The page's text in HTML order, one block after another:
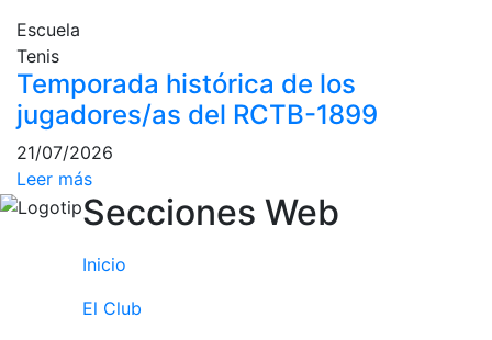
Otros deportes
Área social
Activitats
Socials
Salidas
culturales
Conferencias
Escuela
Tenis
Temporada histórica de los
jugadores/as del RCTB-1899
21/07/2026
Leer más
Secciones Web
Inicio
El Club